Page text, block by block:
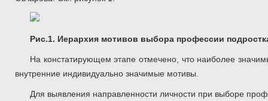
Рис.1. Иерархия мотивов выбора профессии
На констатирующем этапе отмечено, что наиболее
внутренние индивидуально значимые мотивы.
Для выявления направленности личности при выборе